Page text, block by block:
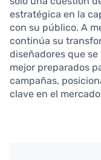
estratégica en la
con su público. A
continúa su
diseñadores que
mejor preparados
campañas,
clave en el